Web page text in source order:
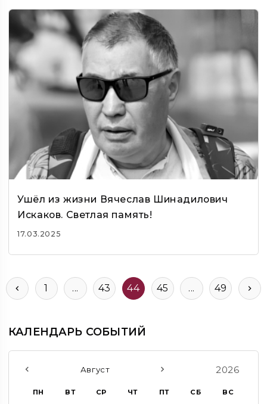
Ушёл из жизни Вячеслав Шинадилович
Искаков. Светлая память!
17.03.2025
1 ... 43 44 45 ... 49
КАЛЕНДАРЬ СОБЫТИЙ
Август 2026
ПН ВТ СР ЧТ ПТ СБ ВС